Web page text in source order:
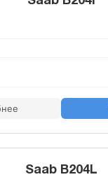
Saab B204L